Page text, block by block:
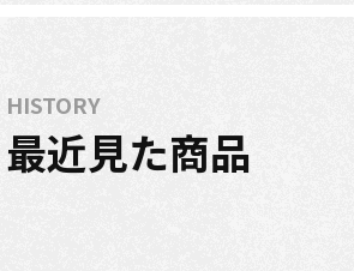
HISTORY
最近見た商品